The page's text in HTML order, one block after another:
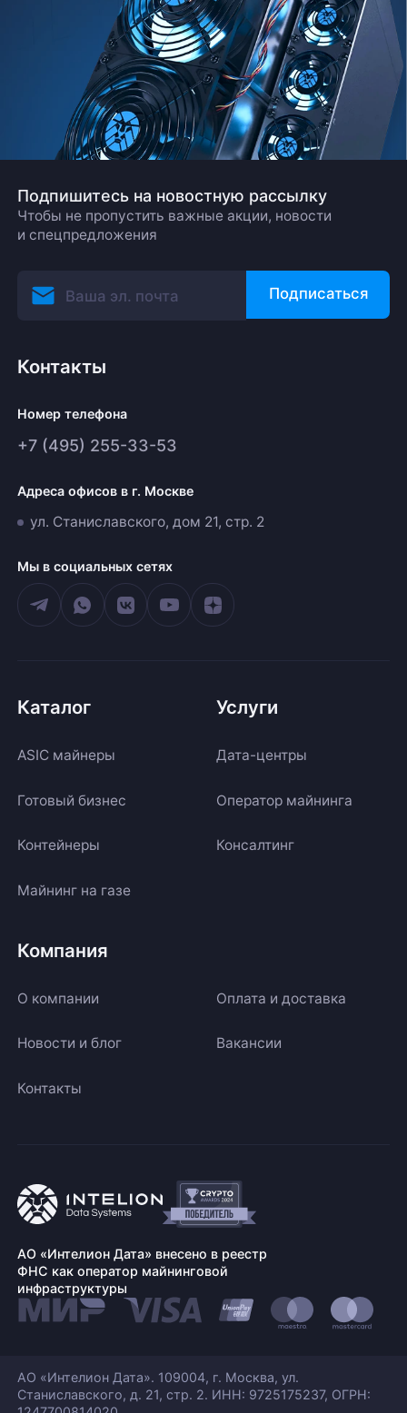
Подпишитесь на новостную рассылку
Чтобы не пропустить важные акции, новости
и спецпредложения
Подписаться
Контакты
Номер телефона
+7 (495) 255-33-53
Адреса офисов в г. Москве
ул. Станиславского, дом 21, стр. 2
Мы в социальных сетях
Каталог
ASIC майнеры
Готовый бизнес
Контейнеры
Майнинг на газе
Услуги
Дата-центры
Оператор майнинга
Консалтинг
Компания
О компании Оплата и доставка
Новости и блог Вакансии
Контакты
АО «Интелион Дата» внесено в реестр
ФНС как оператор майнинговой
инфраструктуры
АО «Интелион Дата». 109004, г. Москва, ул.
Станиславского, д. 21, стр. 2. ИНН: 9725175237, ОГРН: